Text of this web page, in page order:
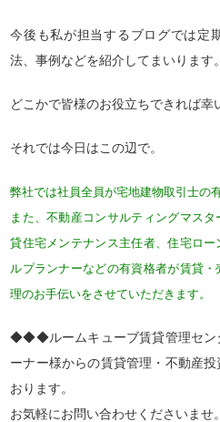
今後も私が担当するブログでは定
法、事例などを紹介してまいります。
どこかで皆様のお役立ちできれば幸
それでは今日はこの辺で。
弊社では社員全員が宅地建物取引士の
また、不動産コンサルティングマス
貸住宅メンテナンス主任者、住宅ロ
ルプランナーなどの有資格者が賃貸
理のお手伝いをさせていただきます。
◆◆◆ルームキューブ賃貸管理セン
ーナー様からの賃貸管理・不動産
おります。
お気軽にお問い合わせくださいま